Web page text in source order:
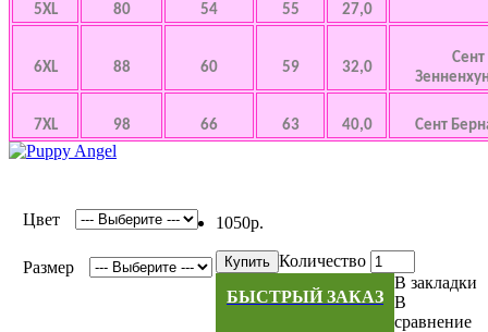
5XL 80 54 55 27,0
6XL 88 60 59 32,0
7XL 98 66 63 40,0 Сент
Цвет
Размер
1050р.
Количество
Купить
БЫСТРЫЙ ЗАКАЗ
В закладки
В
сравнение